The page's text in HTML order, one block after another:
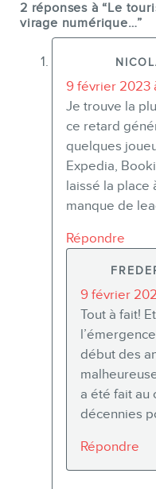
2 réponses à “Le
virage numérique…”
9 février 2023
Je trouve la
ce retard
quelques
Expedia,
laissé la
manque de
Répondre
9 février
Tout à fait!
début des
a été fait au
décennies
Répondre